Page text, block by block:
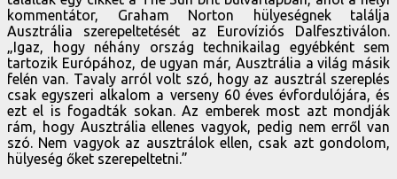
kommentátor, Graham Norton hülyeségnek találja
Ausztrália szerepeltetését az Eurovíziós Dalfesztiválon.
„Igaz, hogy néhány ország technikailag egyébként sem
tartozik Európához, de ugyan már, Ausztrália a világ másik
felén van. Tavaly arról volt szó, hogy az ausztrál szereplés
csak egyszeri alkalom a verseny 60 éves évfordulójára, és
ezt el is fogadták sokan. Az emberek most azt mondják
rám, hogy Ausztrália ellenes vagyok, pedig nem erről van
szó. Nem vagyok az ausztrálok ellen, csak azt gondolom,
hülyeség őket szerepeltetni.”